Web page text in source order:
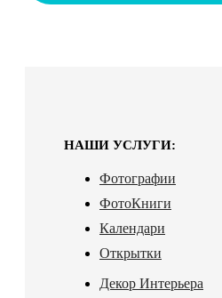
НАШИ УСЛУГИ:
Фотографии
ФотоКниги
Календари
Открытки
Декор Интерьера